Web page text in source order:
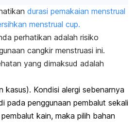
durasi pemakaian menstrual
menstrual cup.
perhatikan adalah risiko
cangkir menstruasi ini.
yang dimaksud adalah
kasus). Kondisi alergi sebenarnya
pada penggunaan pembalut sekali
kain, maka pilih bahan